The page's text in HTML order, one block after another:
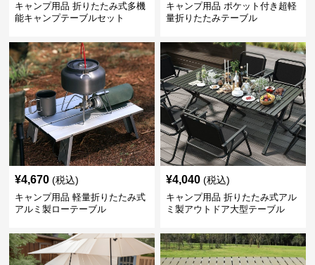
キャンプ用品 折りたたみ式多機
能キャンプテーブルセット
キャンプ用品 ポケット付き超軽
量折りたたみテーブル
¥4,670 (税込)
キャンプ用品 軽量折りたたみ式
アルミ製ローテーブル
¥4,040 (税込)
キャンプ用品 折りたたみ式アル
ミ製アウトドア大型テーブル